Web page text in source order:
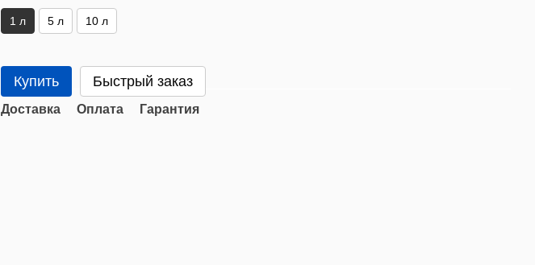
1 л 5 л 10 л
Купить Быстрый заказ
Доставка Оплата Гарантия